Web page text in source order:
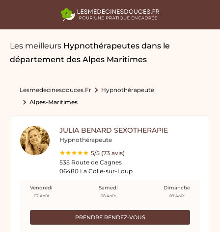
Les meilleurs Hypnothérapeutes dans le
département des Alpes Maritimes
Lesmedecinesdouces.fr
Hypnothérapeute
Alpes-Maritimes
JULIA BENARD SEXOTHERAPIE
Hypnothérapeute
5/5 (73 avis)
535 Route de Cagnes
06480 La Colle-sur-Loup
PRENDRE RENDEZ-VOUS
Vendredi
07 Août
Samedi
08 Août
Dimanche
09 Août